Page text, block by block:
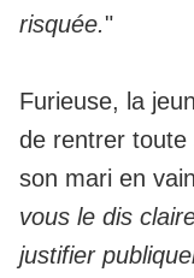
risquée."
Furieuse, la
de rentrer toute
son mari en
vous le dis
justifier